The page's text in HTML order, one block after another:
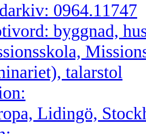
0964.11747
byggnad,
talarstol
Lidingö,